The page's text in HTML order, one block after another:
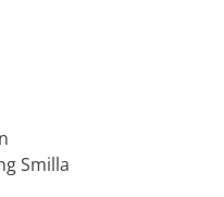
Smilla